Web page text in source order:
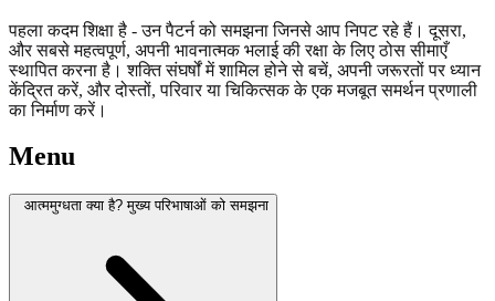
पहला कदम शिक्षा है - उन पैटर्न को समझना जिनसे आप निपट रहे हैं। दूसरा,
और सबसे महत्वपूर्ण, अपनी भावनात्मक भलाई की रक्षा के लिए ठोस सीमाएँ
स्थापित करना है। शक्ति संघर्षों में शामिल होने से बचें, अपनी जरूरतों पर ध्यान
केंद्रित करें, और दोस्तों, परिवार या चिकित्सक के एक मजबूत समर्थन प्रणाली
का निर्माण करें।
Menu
आत्ममुग्धता क्या है? मुख्य परिभाषाओं को समझना